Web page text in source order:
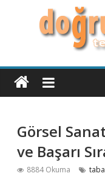
Görsel
ve Başarı
8884 Okuma